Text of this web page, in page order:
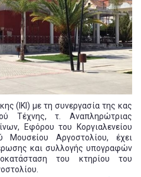
(ΙΚΙ) με τη συνεργασία της κας
Τέχνης, τ. Αναπληρώτριας
Εφόρου του Κοργιαλενείου
Μουσείου Αργοστολίου, έχει
και συλλογής υπογραφών
του κτηρίου του